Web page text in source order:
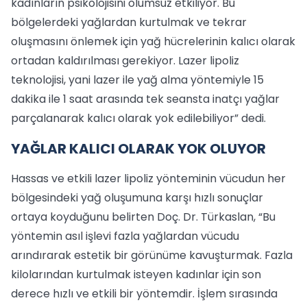
bölgelerdeki yağlardan kurtulmak ve tekrar
oluşmasını önlemek için yağ hücrelerinin kalıcı olarak
ortadan kaldırılması gerekiyor. Lazer lipoliz
teknolojisi, yani lazer ile yağ alma yöntemiyle 15
dakika ile 1 saat arasında tek seansta inatçı yağlar
parçalanarak kalıcı olarak yok edilebiliyor” dedi.
YAĞLAR KALICI OLARAK YOK OLUYOR
Hassas ve etkili lazer lipoliz yönteminin vücudun her
bölgesindeki yağ oluşumuna karşı hızlı sonuçlar
ortaya koyduğunu belirten Doç. Dr. Türkaslan, “Bu
yöntemin asıl işlevi fazla yağlardan vücudu
arındırarak estetik bir görünüme kavuşturmak. Fazla
kilolarından kurtulmak isteyen kadınlar için son
derece hızlı ve etkili bir yöntemdir. İşlem sırasında